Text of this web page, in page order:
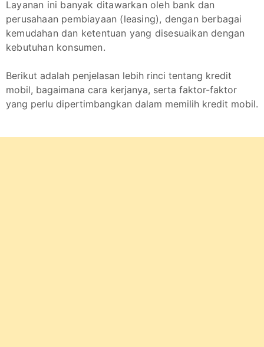
Layanan ini banyak ditawarkan oleh bank dan
perusahaan pembiayaan (leasing), dengan berbagai
kemudahan dan ketentuan yang disesuaikan dengan
kebutuhan konsumen.
Berikut adalah penjelasan lebih rinci tentang kredit
mobil, bagaimana cara kerjanya, serta faktor-faktor
yang perlu dipertimbangkan dalam memilih kredit mobil.